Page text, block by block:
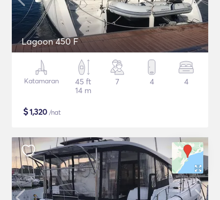
Lagoon 450 F
Katamaran
45 ft
14 m
7 4 4
$1,320 /nat